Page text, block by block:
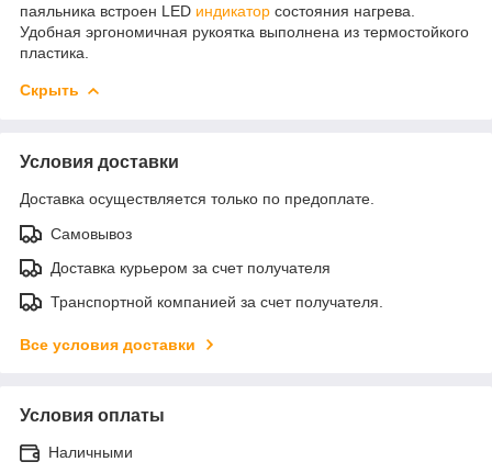
паяльника встроен LED индикатор состояния нагрева.
Удобная эргономичная рукоятка выполнена из термостойкого
пластика.
Скрыть
Условия доставки
Доставка осуществляется только по предоплате.
Самовывоз
Доставка курьером за счет получателя
Транспортной компанией за счет получателя.
Все условия доставки
Условия оплаты
Наличными